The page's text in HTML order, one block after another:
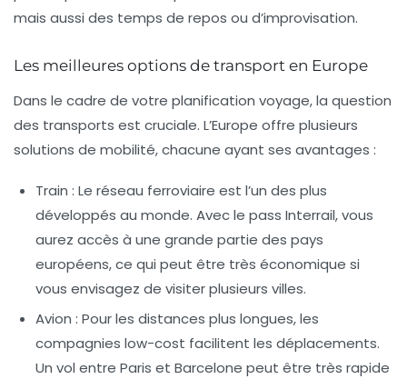
mais aussi des temps de repos ou d’improvisation.
Les meilleures options de transport en Europe
Dans le cadre de votre planification voyage, la question
des transports est cruciale. L’Europe offre plusieurs
solutions de mobilité, chacune ayant ses avantages :
Train : Le réseau ferroviaire est l’un des plus
développés au monde. Avec le pass Interrail, vous
aurez accès à une grande partie des pays
européens, ce qui peut être très économique si
vous envisagez de visiter plusieurs villes.
Avion : Pour les distances plus longues, les
compagnies low-cost facilitent les déplacements.
Un vol entre Paris et Barcelone peut être très rapide